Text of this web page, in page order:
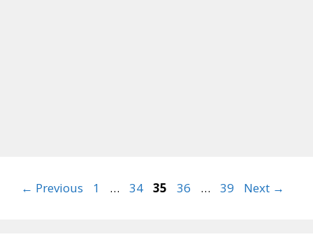
← Previous Page
1 … Page
34 Page
35 Page
36 … Page
39 Next →